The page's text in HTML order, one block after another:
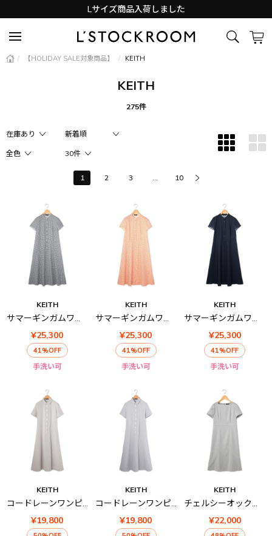
Lサイズ商品入荷しました
/ 【HOLIDAY SALE対象商品】 / KEITH
KEITH
275件
1 2 3 ... 10
KEITH
¥25,300
41%OFF
手洗い可
KEITH
¥25,300
41%OFF
手洗い可
KEITH
¥25,300
41%OFF
手洗い可
KEITH
コードレーンワンピース
¥19,800
KEITH
コードレーンワンピース
¥19,800
KEITH
チェルシーオックスワンピース
¥22,000